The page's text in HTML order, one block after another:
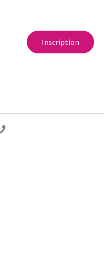
Inscription